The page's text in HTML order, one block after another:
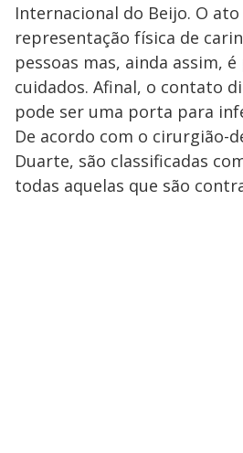
Internacional do Beijo. O ato
representação física de
pessoas mas, ainda assim,
cuidados. Afinal, o contato
pode ser uma porta para
De acordo com o cirurgião-
Duarte, são classificadas
todas aquelas que são